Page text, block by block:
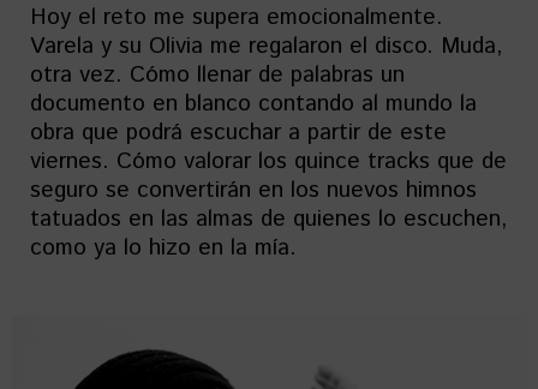
Hoy el reto me supera emocionalmente.
Varela y su Olivia me regalaron el disco. Muda,
otra vez. Cómo llenar de palabras un
documento en blanco contando al mundo la
obra que podrá escuchar a partir de este
viernes. Cómo valorar los quince tracks que de
seguro se convertirán en los nuevos himnos
tatuados en las almas de quienes lo escuchen,
como ya lo hizo en la mía.